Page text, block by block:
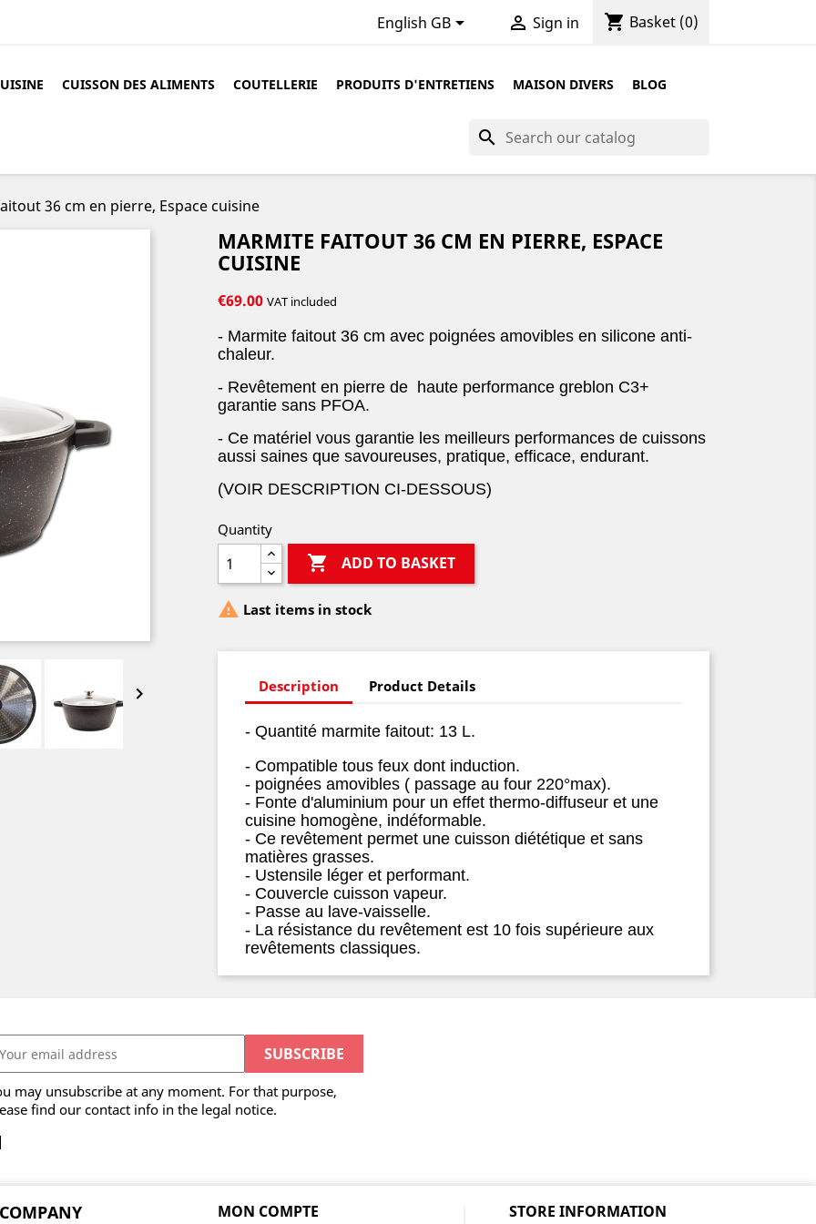
English GB  Sign in shopping_cart Basket (0)
CUISSON DES ALIMENTS COUTELLERIE PRODUITS D'ENTRETIENS MAISON DIVERS BLOG
search
36 cm en pierre, Espace cuisine

MARMITE FAITOUT 36 CM EN PIERRE, ESPACE
CUISINE
€69.00 VAT included
- Marmite faitout 36 cm avec poignées amovibles en silicone anti-
chaleur.
- Revêtement en pierre de haute performance greblon C3+
garantie sans PFOA.
- Ce matériel vous garantie les meilleurs performances de cuissons
aussi saines que savoureuses, pratique, efficace, endurant.
(VOIR DESCRIPTION CI-DESSOUS)
Quantity
 ADD TO BASKET
 Last items in stock
Description Product Details
- Quantité marmite faitout: 13 L.
- Compatible tous feux dont induction.
- poignées amovibles ( passage au four 220°max).
- Fonte d'aluminium pour un effet thermo-diffuseur et une
cuisine homogène, indéformable.
- Ce revêtement permet une cuisson diététique et sans
matières grasses.
- Ustensile léger et performant.
- Couvercle cuisson vapeur.
- Passe au lave-vaisselle.
- La résistance du revêtement est 10 fois supérieure aux
revêtements classiques.
may unsubscribe at any moment. For that purpose,
find our contact info in the legal notice.
MON COMPTE STORE INFORMATION